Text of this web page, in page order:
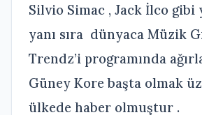
Silvio Simac , Jack İlco gibi
yanı sıra dünyaca Müzik
Trendz’i programında
Güney Kore başta olmak
ülkede haber olmuştur .